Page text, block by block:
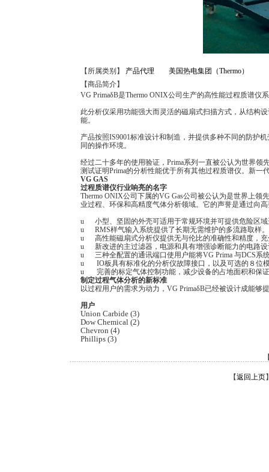
【所属类别】 产品代理
美国热电集团（Thermo）
【商品简介】
VG PrimaδB是Thermo ONIX公司生产的高性能过程质谱仪
此分析仪采用功能强大而灵活的磁扇式扫描方式，从结构
能。
产品按照IS9001标准设计和制造，并提供多种不同的防护
同的操作环境。
经过二十多年的使用验证，Prima系列一直被公认为世界
测试证明Prima的分析性能优于所有其他过程质谱仪。新
VG GAS
过程质谱仪行业响亮的名字
Thermo ONIX公司下属的VG Gas公司被公认为是世界上
业过程、环保和高精度气体分析领域。它的声誉是通过向
u 小型、坚固的外壳可适用于常规环境并可提供危险区域
u RMS样气输入系统提供了长期无需维护的多流路取样
u 高性能磁扇式分析仪提供无与伦比的准确性和精度，充
u 新改进的主过滤器，电源和具有增强诊断能力的电路设
u 三种全配置的通讯端口使用户能将VG Prima 与DCS系
u IO板具有标准化的分析仪故障接口，以及可选的８位
u 完善的标定气体控制功能，减少设备的占地面积和保
制定过程气体分析的新标准
以过程用户的需求为动力，VG PrimaδB已经被设计成能
用户
Union Carbide (3)
Dow Chemical (2)
Chevron (4)
Phillips (3)
【返回上页